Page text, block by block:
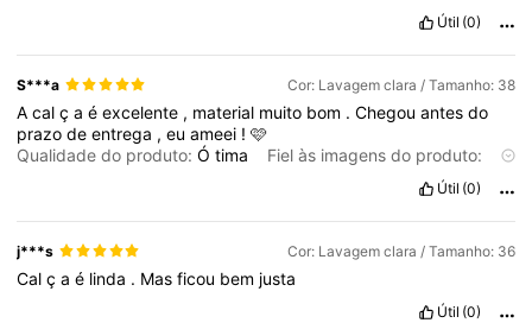
Útil (0)
S***a Cor: Lavagem clara / Tamanho: 38
Acalçaéexcelente , material muito bom .Chegouantesdo
prazodeentrega ,euameei !🩷
Qualidade do produto:Ótima
Fiel às imagens do produto:
Material do tecido:
Útil (0)
j***s Cor: Lavagem clara / Tamanho: 36
Calçaé linda . Masficou bem justa
Útil (0)